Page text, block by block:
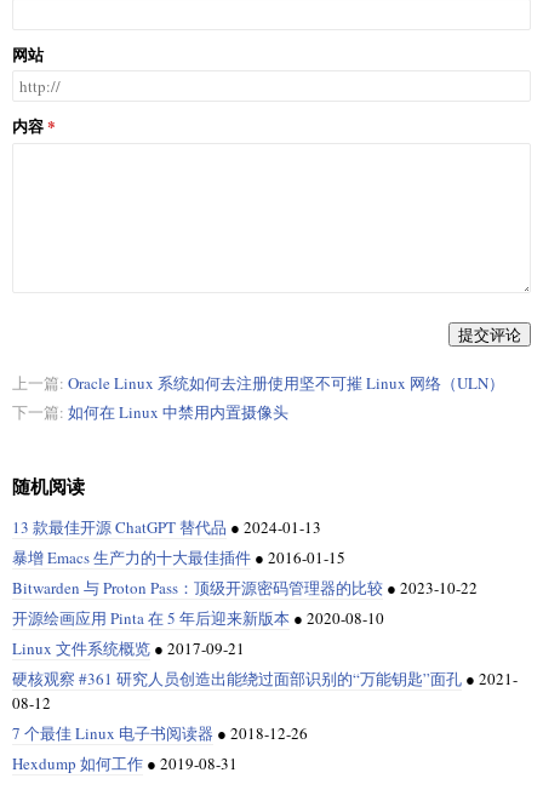
网站
内容
提交评论
上一篇: Oracle Linux 系统如何去注册使用坚不可摧 Linux 网络（ULN）
下一篇: 如何在 Linux 中禁用内置摄像头
随机阅读
13 款最佳开源 ChatGPT 替代品 ● 2024-01-13
暴增 Emacs 生产力的十大最佳插件 ● 2016-01-15
Bitwarden 与 Proton Pass：顶级开源密码管理器的比较 ● 2023-10-22
开源绘画应用 Pinta 在 5 年后迎来新版本 ● 2020-08-10
Linux 文件系统概览 ● 2017-09-21
硬核观察 #361 研究人员创造出能绕过面部识别的“万能钥匙”面孔 ● 2021-
08-12
7 个最佳 Linux 电子书阅读器 ● 2018-12-26
Hexdump 如何工作 ● 2019-08-31